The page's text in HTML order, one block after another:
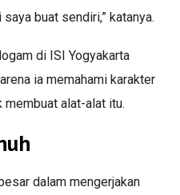
buat sendiri,” katanya.
di ISI Yogyakarta
ia memahami karakter
membuat alat-alat itu.
dalam mengerjakan